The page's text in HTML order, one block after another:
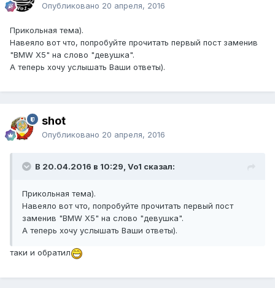
Опубликовано 20 апреля, 2016
Прикольная тема).
Навеяло вот что, попробуйте прочитать первый пост заменив
"BMW X5" на слово "девушка".
А теперь хочу услышать Ваши ответы).
shot
Опубликовано 20 апреля, 2016
В 20.04.2016 в 10:29, Vo1 сказал:
Прикольная тема).
Навеяло вот что, попробуйте прочитать первый пост
заменив "BMW X5" на слово "девушка".
А теперь хочу услышать Ваши ответы).
таки и обратил